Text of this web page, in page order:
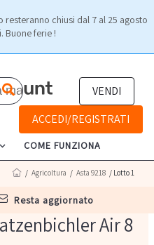
chiusi dal 7 al 25 agosto
Buone ferie !
VENDI
ACCEDI/REGISTRATI
COME FUNZIONA
resta aggiornato
/ Agricoltura / Asta 9218 / Lotto 1
Air 8